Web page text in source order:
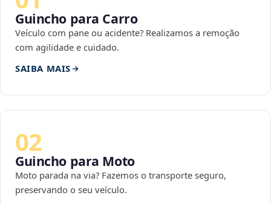
Guincho para Carro
Veículo com pane ou acidente? Realizamos a remoção
com agilidade e cuidado.
SAIBA MAIS
02
Guincho para Moto
Moto parada na via? Fazemos o transporte seguro,
preservando o seu veículo.